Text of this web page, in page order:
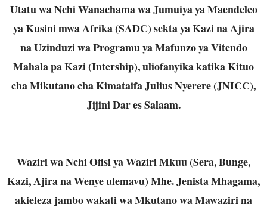
Utatu wa Nchi Wanachama wa Jumuiya ya Maendeleo
ya Kusini mwa Afrika (SADC) sekta ya Kazi na Ajira
na Uzinduzi wa Programu ya Mafunzo ya Vitendo
Mahala pa Kazi (Intership), uliofanyika katika Kituo
cha Mikutano cha Kimataifa Julius Nyerere (JNICC),
Jijini Dar es Salaam.
Waziri wa Nchi Ofisi ya Waziri Mkuu (Sera, Bunge,
Kazi, Ajira na Wenye ulemavu) Mhe. Jenista Mhagama,
akieleza jambo wakati wa Mkutano wa Mawaziri na